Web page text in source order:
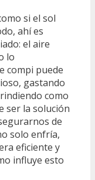
si el sol
ahí es
el aire
lo
compi puede
gastando
como
ser la solución
de
solo enfría,
eficiente y
influye esto